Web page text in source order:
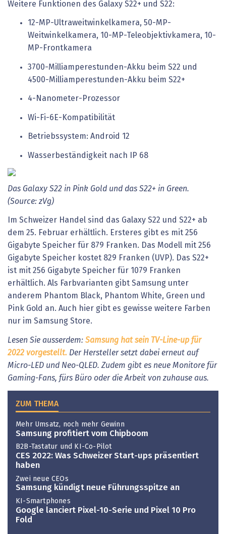
Weitere Funktionen des Galaxy S22+ und S22:
12-MP-Ultraweitwinkelkamera, 50-MP-
Weitwinkelkamera, 10-MP-Teleobjektivkamera, 10-
MP-Frontkamera
3700-Milliamperestunden-Akku beim S22 und
4500-Milliamperestunden-Akku beim S22+
4-Nanometer-Prozessor
Wi-Fi-6E-Kompatibilität
Betriebssystem: Android 12
Wasserbeständigkeit nach IP 68
Das Galaxy S22 in Pink Gold und das S22+ in Green.
(Source: zVg)
Im Schweizer Handel sind das Galaxy S22 und S22+ ab
dem 25. Februar erhältlich. Ersteres gibt es mit 256
Gigabyte Speicher für 879 Franken. Das Modell mit 256
Gigabyte Speicher kostet 829 Franken (UVP). Das S22+
ist mit 256 Gigabyte Speicher für 1079 Franken
erhältlich. Als Farbvarianten gibt Samsung unter
anderem Phantom Black, Phantom White, Green und
Pink Gold an. Auch hier gibt es gewisse weitere Farben
nur im Samsung Store.
Lesen Sie ausserdem: Samsung hat sein TV-Line-up für
2022 vorgestellt. Der Hersteller setzt dabei erneut auf
Micro-LED und Neo-QLED. Zudem gibt es neue Monitore für
Gaming-Fans, fürs Büro oder die Arbeit von zuhause aus.
ZUM THEMA
Mehr Umsatz, noch mehr Gewinn
Samsung profitiert vom Chipboom
B2B-Tastatur und KI-Co-Pilot
CES 2022: Was Schweizer Start-ups präsentiert
haben
Zwei neue CEOs
Samsung kündigt neue Führungsspitze an
KI-Smartphones
Google lanciert Pixel-10-Serie und Pixel 10 Pro
Fold